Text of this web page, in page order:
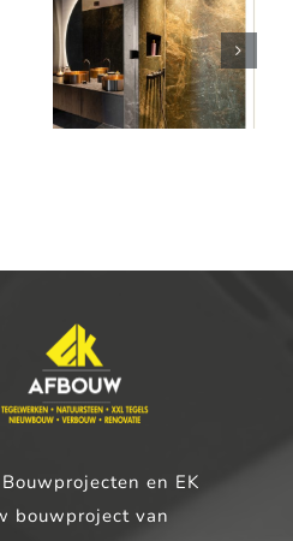
Badkamer
1200 x 1200
tegels – ‘s-
en EK
bouwproject van